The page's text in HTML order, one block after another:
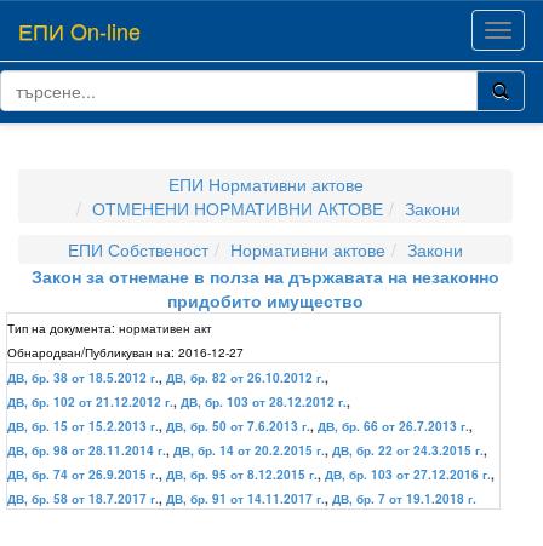
ЕПИ On-line
ЕПИ Нормативни актове
ОТМЕНЕНИ НОРМАТИВНИ АКТОВЕ
Закони
ЕПИ Собственост
Нормативни актове
Закони
Закон за отнемане в полза на държавата на незаконно
придобито имущество
Тип на документа: нормативен акт
Обнародван/Публикуван на: 2016-12-27
ДВ, бр. 38 от 18.5.2012 г., ДВ, бр. 82 от 26.10.2012 г.,
ДВ, бр. 102 от 21.12.2012 г., ДВ, бр. 103 от 28.12.2012 г.,
ДВ, бр. 15 от 15.2.2013 г., ДВ, бр. 50 от 7.6.2013 г., ДВ, бр. 66 от 26.7.2013 г.,
ДВ, бр. 98 от 28.11.2014 г., ДВ, бр. 14 от 20.2.2015 г., ДВ, бр. 22 от 24.3.2015 г.,
ДВ, бр. 74 от 26.9.2015 г., ДВ, бр. 95 от 8.12.2015 г., ДВ, бр. 103 от 27.12.2016 г.,
ДВ, бр. 58 от 18.7.2017 г., ДВ, бр. 91 от 14.11.2017 г., ДВ, бр. 7 от 19.1.2018 г.